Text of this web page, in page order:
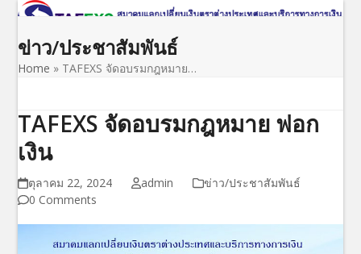
Skip
content
Open
mobile
menu
Close
mobile
menu
ข่าว/ประชาสัมพันธ์
Home » TAFEXS จัดอบรมกฎหมาย…
TAFEXS จัดอบรมกฎหมาย ฟอก
เงิน
ตุลาคม 22, 2024 admin
ข่าว/ประชาสัมพันธ์
0 Comments